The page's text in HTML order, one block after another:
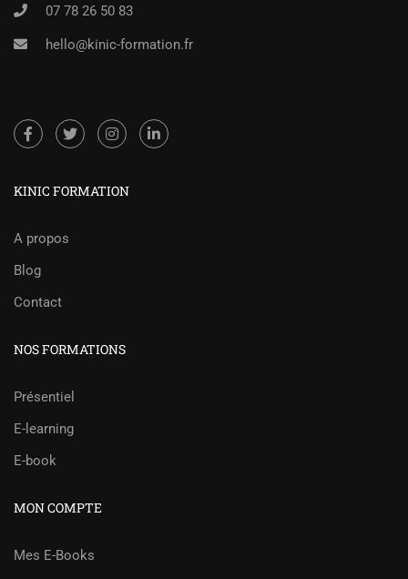
07 78 26 50 83
hello@kinic-formation.fr
KINIC FORMATION
A propos
Blog
Contact
NOS FORMATIONS
Présentiel
E-learning
E-book
MON COMPTE
Mes E-Books